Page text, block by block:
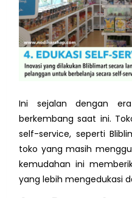
Ini sejalan dengan
berkembang saat ini.
self-service, seperti
toko yang masih
kemudahan ini
yang lebih mengedukasi